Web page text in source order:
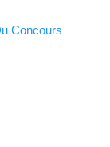
Concours